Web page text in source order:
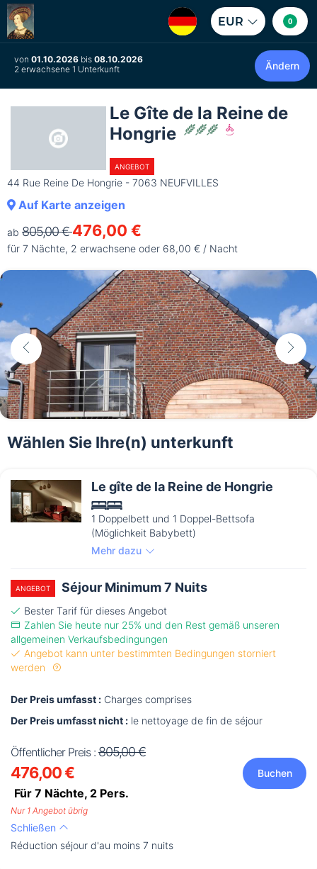
EUR 0
von 01.10.2026 bis 08.10.2026
2 erwachsene 1 Unterkunft
Ändern
Le Gîte de la Reine de
Hongrie
ANGEBOT
44 Rue Reine De Hongrie - 7063 NEUFVILLES
Auf Karte anzeigen
ab 805,00 €476,00 €
für 7 Nächte, 2 erwachsene oder 68,00 € / Nacht
Wählen Sie Ihre(n) unterkunft
Le gîte de la Reine de Hongrie
1 Doppelbett und 1 Doppel-Bettsofa
(Möglichkeit Babybett)
Mehr dazu
ANGEBOT Séjour Minimum 7 Nuits
Bester Tarif für dieses Angebot
Zahlen Sie heute nur 25% und den Rest gemäß unseren
allgemeinen Verkaufsbedingungen
Angebot kann unter bestimmten Bedingungen storniert
werden
Der Preis umfasst : Charges comprises
Der Preis umfasst nicht : le nettoyage de fin de séjour
Öffentlicher Preis : 805,00 €
476,00 €
Für 7 Nächte, 2 Pers.
Buchen
Nur 1 Angebot übrig
Schließen
Réduction séjour d'au moins 7 nuits